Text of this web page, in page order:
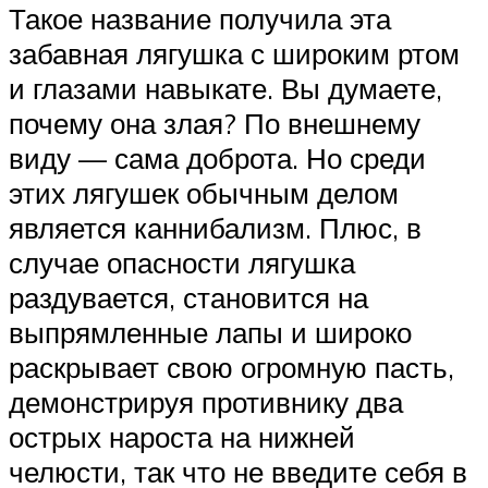
Такое название получила эта
забавная лягушка с широким ртом
и глазами навыкате. Вы думаете,
почему она злая? По внешнему
виду — сама доброта. Но среди
этих лягушек обычным делом
является каннибализм. Плюс, в
случае опасности лягушка
раздувается, становится на
выпрямленные лапы и широко
раскрывает свою огромную пасть,
демонстрируя противнику два
острых нароста на нижней
челюсти, так что не введите себя в